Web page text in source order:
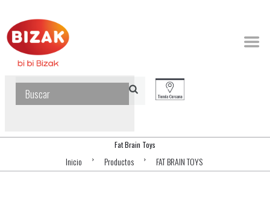
Fat Brain Toys
Inicio Productos FAT BRAIN TOYS